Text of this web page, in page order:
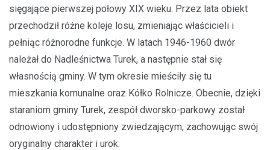
sięgające pierwszej połowy XIX wieku. Przez lata obiekt
przechodził różne koleje losu, zmieniając właścicieli i
pełniąc różnorodne funkcje. W latach 1946-1960 dwór
należał do Nadleśnictwa Turek, a następnie stał się
własnością gminy. W tym okresie mieściły się tu
mieszkania komunalne oraz Kółko Rolnicze. Obecnie, dzięki
staraniom gminy Turek, zespół dworsko-parkowy został
odnowiony i udostępniony zwiedzającym, zachowując swój
oryginalny charakter i urok.